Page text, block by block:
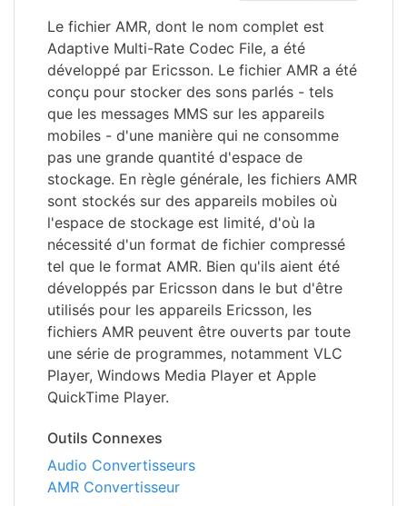
Le fichier AMR, dont le nom complet est
Adaptive Multi-Rate Codec File, a été
développé par Ericsson. Le fichier AMR a été
conçu pour stocker des sons parlés - tels
que les messages MMS sur les appareils
mobiles - d'une manière qui ne consomme
pas une grande quantité d'espace de
stockage. En règle générale, les fichiers AMR
sont stockés sur des appareils mobiles où
l'espace de stockage est limité, d'où la
nécessité d'un format de fichier compressé
tel que le format AMR. Bien qu'ils aient été
développés par Ericsson dans le but d'être
utilisés pour les appareils Ericsson, les
fichiers AMR peuvent être ouverts par toute
une série de programmes, notamment VLC
Player, Windows Media Player et Apple
QuickTime Player.
Outils Connexes
Audio Convertisseurs
AMR Convertisseur